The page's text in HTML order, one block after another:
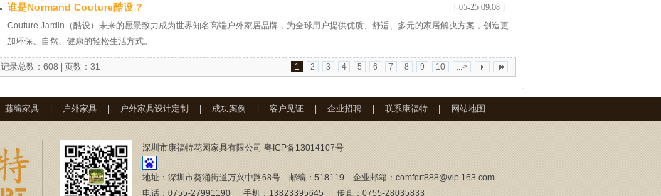
疵，达不到出口标准。当时距离交货期很近，赶工来不及、但糊弄也能蒙混过关，但我第一时间叫停交付。连夜带队排查问题、拆解工
序、复盘原因
[ 05-25 09:08 ]
谁是Normand Couture酷设 ?
Couture Jardin（酷设）未来的愿景致力成为世界知名高端户外家居品牌，为全球用户提供优质、舒适、多元的家居解决方案，创造更
加环保、自然、健康的轻松生活方式。
记录总数：608 | 页数：31 1 2 3 4 5 6 7 8 9 10 ...>
藤编家具 户外家具 户外家具设计定制 成功案例 客户见证 企业招聘 联系康福特 网站地图
深圳市康福特花园家具有限公司 粤ICP备13014107号
地址：深圳市葵涌街道万兴中路68号 邮编：518119 企业邮箱： comfort888@vip.163.com
电话：0755-27991190 手机：13823395645 传真：0755-28035833